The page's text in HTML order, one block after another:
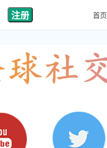
注册 首页